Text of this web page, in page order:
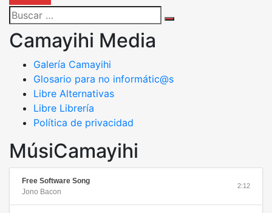
Search
for:
Camayihi Media
Galería Camayihi
Glosario para no informátic@s
Libre Alternativas
Libre Librería
Política de privacidad
MúsiCamayihi
Free Software Song
Jono Bacon
2:12